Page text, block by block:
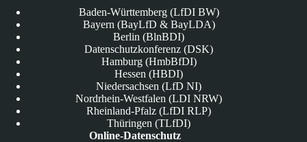
Baden-Württemberg (LfDI BW)
Bayern (BayLfD & BayLDA)
Berlin (BlnBDI)
Datenschutzkonferenz (DSK)
Hamburg (HmbBfDI)
Hessen (HBDI)
Niedersachsen (LfD NI)
Nordrhein-Westfalen (LDI NRW)
Rheinland-Pfalz (LfDI RLP)
Thüringen (TLfDI)
Online-Datenschutz